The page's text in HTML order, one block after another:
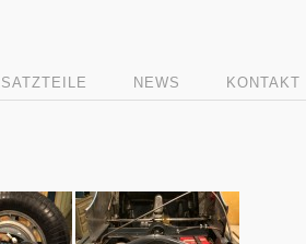
NEWS KONTAKT